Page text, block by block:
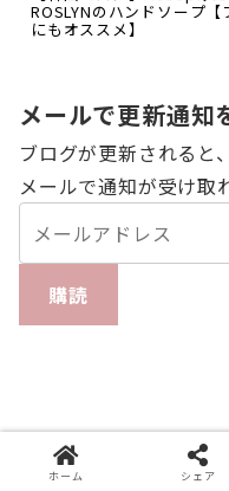
ROSLYNのハンドソープ【
にもオススメ】
メールで更新通
ブログが更新されると、
メールで通知が受け取
購読
ホーム シェア